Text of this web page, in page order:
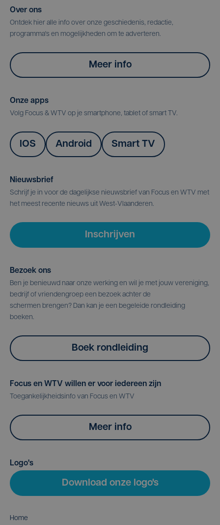
Over ons
Ontdek hier alle info over onze geschiedenis, redactie,
programma's en mogelijkheden om te adverteren.
Meer info
Onze apps
Volg Focus & WTV op je smartphone, tablet of smart TV.
IOS Android Smart TV
Nieuwsbrief
Schrijf je in voor de dagelijkse nieuwsbrief van Focus en WTV met
het meest recente nieuws uit West-Vlaanderen.
Inschrijven
Bezoek ons
Ben je benieuwd naar onze werking en wil je met jouw vereniging,
bedrijf of vriendengroep een bezoek achter de
schermen brengen? Dan kan je een begeleide rondleiding
boeken.
Boek rondleiding
Focus en WTV willen er voor iedereen zijn
Toegankelijkheidsinfo van Focus en WTV
Meer info
Logo's
Download onze logo's
Home